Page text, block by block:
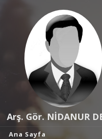
Arş. Gör. NİDANUR
Ana Sayfa